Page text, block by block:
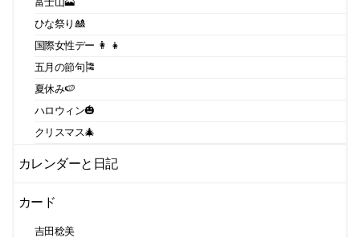
ひな祭り🎎
国際女性デー 👩 👧
五月の節句🎏
夏休み🍉
ハロウィン🎃
クリスマス🎄
カレンダーと日記
カード
吉田稔美